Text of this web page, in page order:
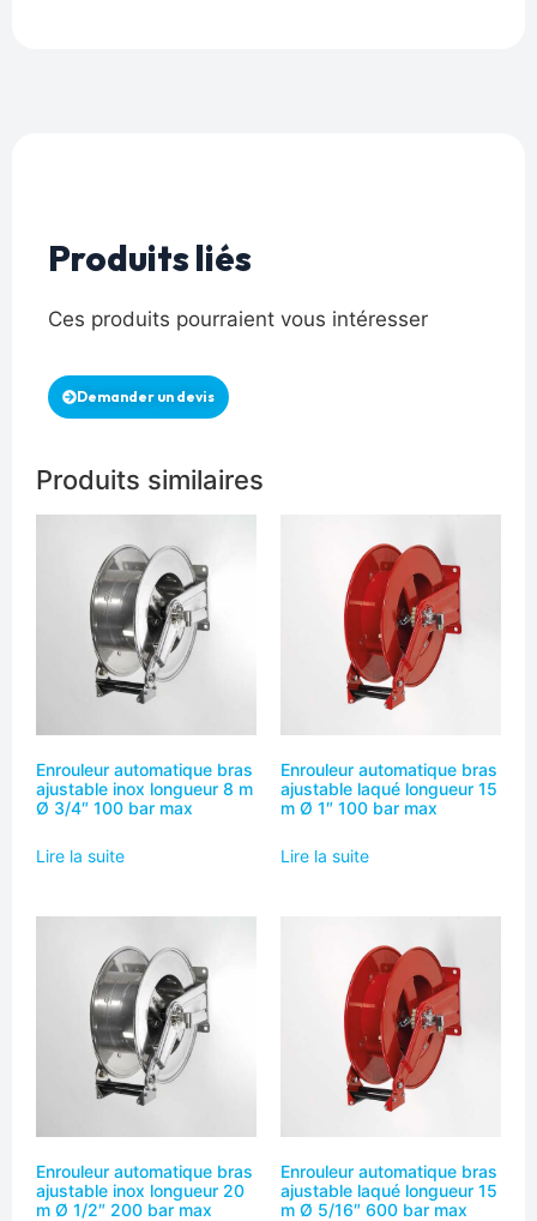
Produits liés
Ces produits pourraient vous intéresser
Demander un devis
Produits similaires
Enrouleur automatique bras
ajustable inox longueur 8 m
Ø 3/4″ 100 bar max
Lire la suite
Enrouleur automatique bras
ajustable laqué longueur 15
m Ø 1″ 100 bar max
Lire la suite
Enrouleur automatique bras
ajustable inox longueur 20
m Ø 1/2″ 200 bar max
Enrouleur automatique bras
ajustable laqué longueur 15
m Ø 5/16″ 600 bar max